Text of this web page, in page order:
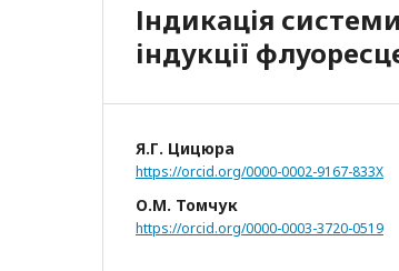
Індикація
індукції
Я.Г. Цицюра
https://orcid.org/0000-0002-9167-833X
О.М. Томчук
https://orcid.org/0000-0003-3720-0519